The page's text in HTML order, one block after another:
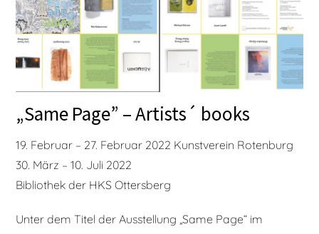
„Same Page” – Artists´ books
19. Februar – 27. Februar 2022 Kunstverein Rotenburg
30. März – 10. Juli 2022
Bibliothek der HKS Ottersberg
Unter dem Titel der Ausstellung „Same Page“ im